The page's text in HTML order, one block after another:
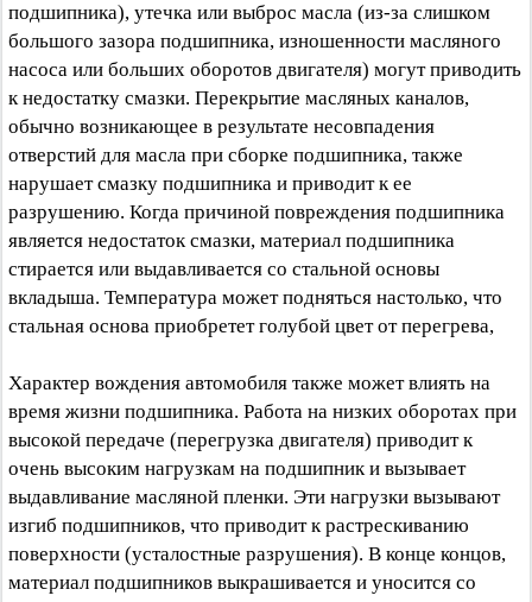
подшипника), утечка или выброс масла (из-за слишком
большого зазора подшипника, изношенности масляного
насоса или больших оборотов двигателя) могут приводить
к недостатку смазки. Перекрытие масляных каналов,
обычно возникающее в результате несовпадения
отверстий для масла при сборке подшипника, также
нарушает смазку подшипника и приводит к ее
разрушению. Когда причиной повреждения подшипника
является недостаток смазки, материал подшипника
стирается или выдавливается со стальной основы
вкладыша. Температура может подняться настолько, что
стальная основа приобретет голубой цвет от перегрева,
Характер вождения автомобиля также может влиять на
время жизни подшипника. Работа на низких оборотах при
высокой передаче (перегрузка двигателя) приводит к
очень высоким нагрузкам на подшипник и вызывает
выдавливание масляной пленки. Эти нагрузки вызывают
изгиб подшипников, что приводит к растрескиванию
поверхности (усталостные разрушения). В конце концов,
материал подшипников выкрашивается и уносится со